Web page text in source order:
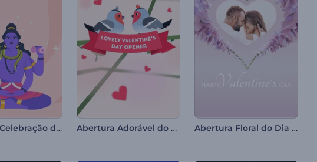
Vídeo de Celebração do Maha Shivratri Abertura Adorável do Dia dos Namorados Abertura Floral do Dia dos Namorados